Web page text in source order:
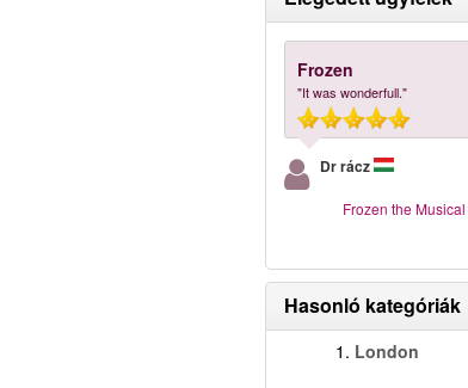
Frozen
"It was wonderfull."
Dr rácz
Frozen the Musical
Hasonló kategóriák
1. London